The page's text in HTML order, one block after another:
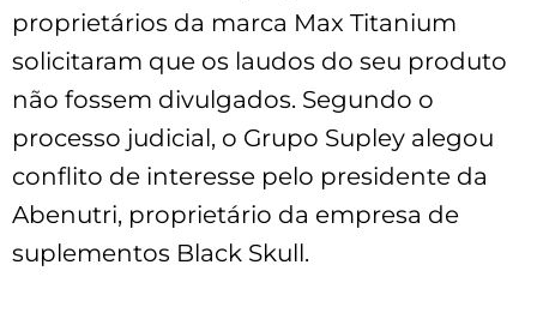
proprietários da marca Max Titanium
solicitaram que os laudos do seu produto
não fossem divulgados. Segundo o
processo judicial, o Grupo Supley alegou
conflito de interesse pelo presidente da
Abenutri, proprietário da empresa de
suplementos Black Skull.